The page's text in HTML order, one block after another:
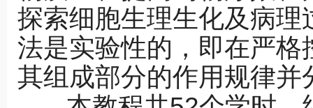
探索细胞生理生化及病
法是实验性的，即在严
其组成部分的作用规律